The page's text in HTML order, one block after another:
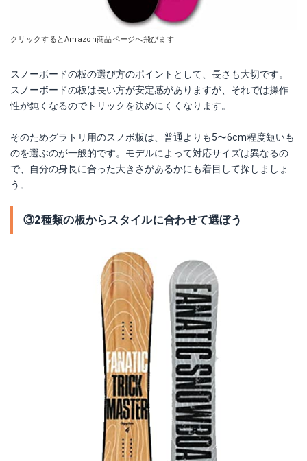
クリックするとAmazon商品ページへ飛びます
スノーボードの板の選び方のポイントとして、長さも大切です。
スノーボードの板は長い方が安定感がありますが、それでは操作
性が鈍くなるのでトリックを決めにくくなります。
そのためグラトリ用のスノボ板は、普通よりも5〜6cm程度短いも
のを選ぶのが一般的です。モデルによって対応サイズは異なるの
で、自分の身長に合った大きさがあるかにも着目して探しましょ
う。
③2種類の板からスタイルに合わせて選ぼう